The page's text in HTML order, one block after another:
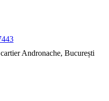
Andronache, București